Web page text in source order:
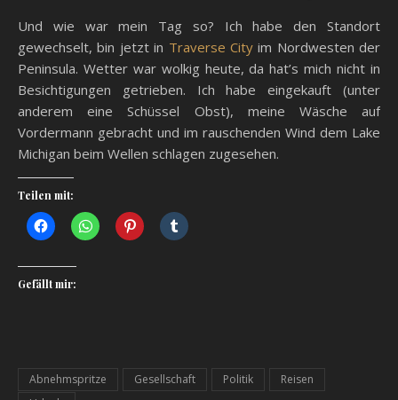
Und wie war mein Tag so? Ich habe den Standort
gewechselt, bin jetzt in Traverse Cityim Nordwesten der
Peninsula. Wetter war wolkig heute, da hat’s mich nicht in
Besichtigungen getrieben. Ich habe eingekauft (unter
anderem eine Schüssel Obst), meine Wäsche auf
Vordermann gebracht und im rauschenden Wind dem Lake
Michigan beim Wellen schlagen zugesehen.
Teilen mit:
Gefällt mir:
Abnehmspritze Gesellschaft Politik
Reisen